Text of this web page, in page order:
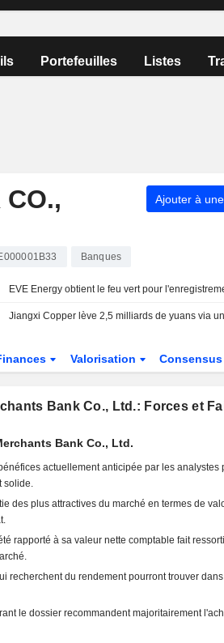
Portefeuilles Listes
Ajouter à
Banques
Valorisation Consensus
Bank Co., Ltd.: Forces et
Bank Co., Ltd.
actuellement anticipée par les analystes
solide.
des plus attractives du marché en termes de
rapporté à sa valeur nette comptable fait
recherchent du rendement pourront trouver
le dossier recommandent majoritairement